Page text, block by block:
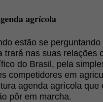
agrícola
estão se
trará nas suas relações
do Brasil, pela
competidores em
agenda agrícola que
pôr em marcha.